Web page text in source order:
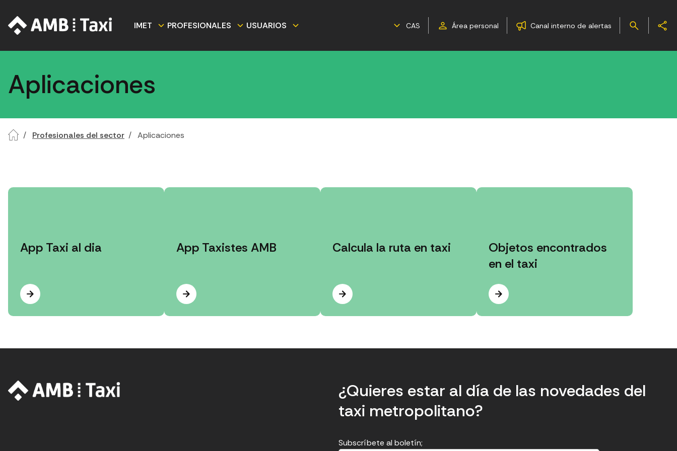
IMET PROFESIONALES USUARIOS CAS Área personal Canal interno de alertas
Aplicaciones
Profesionales del sector Aplicaciones
App Taxi al dia App Taxistes AMB Calcula la ruta en taxi
Objetos encontrados
en el taxi
¿Quieres estar al día de las novedades del
taxi metropolitano?
E
E
H
Subscríbete al boletín;